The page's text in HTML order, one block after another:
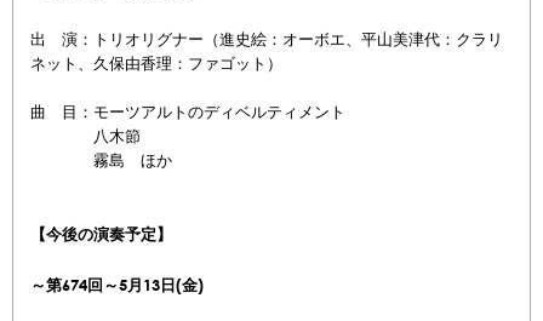
出 演：トリオリグナー（進史絵：オーボエ、平山美津代：クラリ
ネット、久保由香理：ファゴット）
曲 目：モーツアルトのディベルティメント
八木節
霧島 ほか
【今後の演奏予定】
～第674回～5月13日(金)